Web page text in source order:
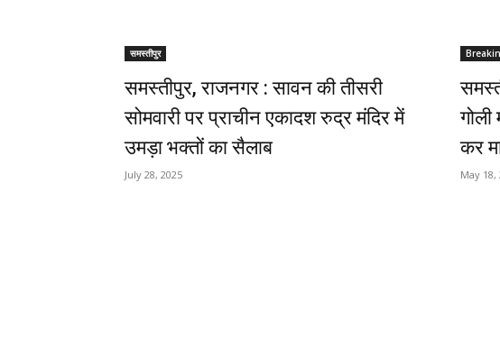
समस्तीपुर
समस्तीपुर, राजनगर : सावन की तीसरी
सोमवारी पर प्राचीन एकादश रुद्र मंदिर में
उमड़ा भक्तों का सैलाब
July 28, 2025
गोली
कर
May 18,